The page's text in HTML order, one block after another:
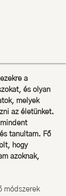
a
és olyan
melyek
az életünket.
tanultam. Fő
hogy
azoknak,
módszerek